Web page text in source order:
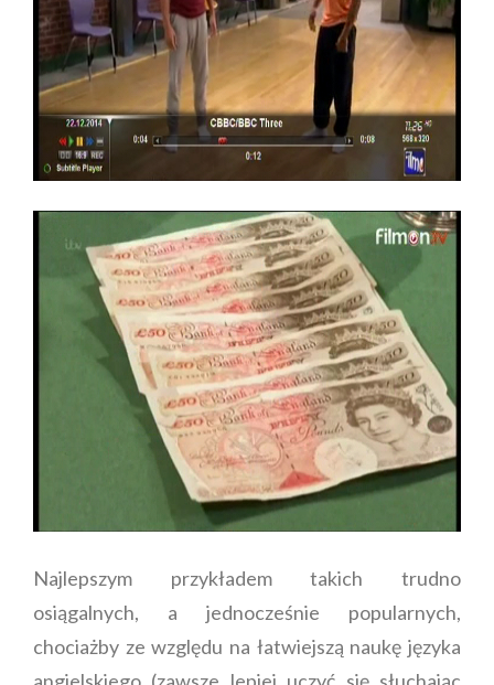
Najlepszym przykładem takich trudno
osiągalnych, a jednocześnie popularnych,
chociażby ze względu na łatwiejszą naukę języka